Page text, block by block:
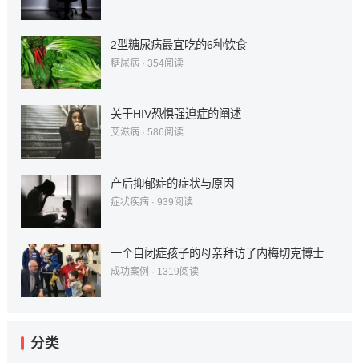
2型糖尿病最宜吃的6种饮食
糖尿病· 354阅读
关于HIV恐惧强迫症的阐述
艾滋病· 586阅读
产后抑郁症的症状与原因
症状疾病· 939阅读
一个自闭症孩子的母亲拜访了内梅切克博士
成功案例 · 1319阅读
分类